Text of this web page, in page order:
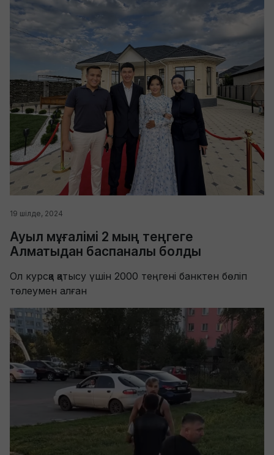
19 шілде, 2024
Ауыл мұғалімі 2 мың теңгеге
Алматыдан баспаналы болды
Ол курсқа қатысу үшін 2000 теңгені банктен бөліп
төлеумен алған